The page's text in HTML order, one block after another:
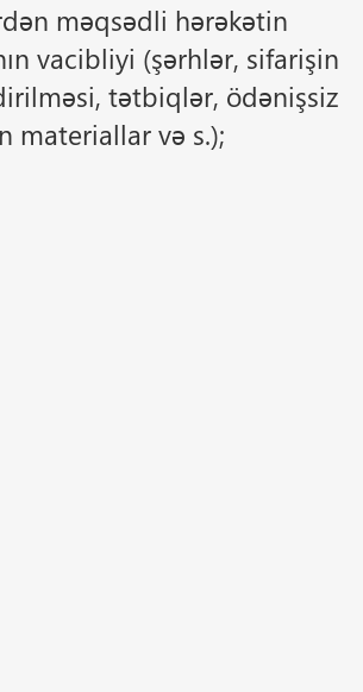
məqsədli hərəkətin
vacibliyi (şərhlər, sifarişin
tətbiqlər, ödənişsiz
materiallar və s.);